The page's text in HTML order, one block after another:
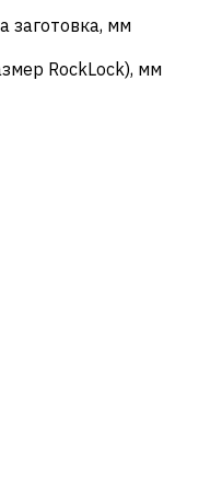
заготовка, мм
RockLock), мм